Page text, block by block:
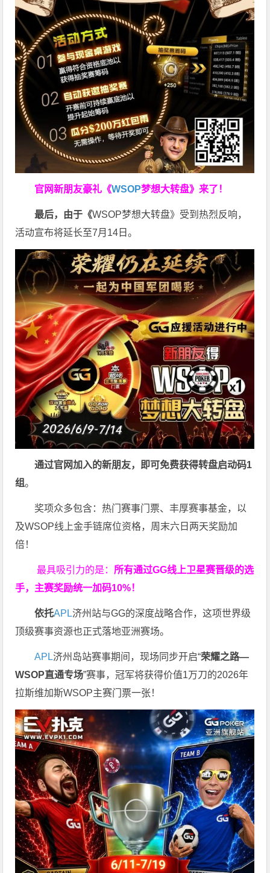
官网新朋友豪礼 《WSOP梦想大转盘》来了！
最后，由于《WSOP梦想大转盘》受到热烈反响，
活动宣布将延长至7月14日。
通过官网加入的新朋友，即可免费获得转盘启动码1
组。
奖项众多包含：热门赛事门票、丰厚赛事基金，以
及WSOP线上金手链席位资格， 周末六日两天奖励加
倍！
最具吸引力的是： 所有通过GG线上卫星赛晋级的选
手，主赛奖励统一加码10%！
依托APL济州站与GG的深度战略合作，这项世界级
顶级赛事资源也正式落地亚洲赛场。
APL济州岛站赛事期间，现场同步开启“荣耀之路—
WSOP直通专场”赛事，冠军将获得价值1万刀的2026年
拉斯维加斯WSOP主赛门票一张！